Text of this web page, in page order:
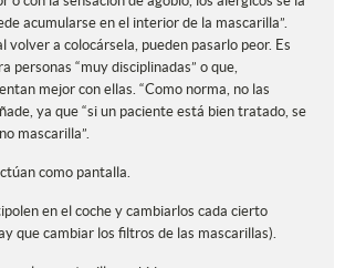
acumularse en el interior de la mascarilla”.
volver a colocársela, pueden pasarlo peor. Es
personas “muy disciplinadas” o que,
mejor con ellas. “Como norma, no las
ya que “si un paciente está bien tratado, se
mascarilla”.
como pantalla.
en el coche y cambiarlos cada cierto
que cambiar los filtros de las mascarillas).